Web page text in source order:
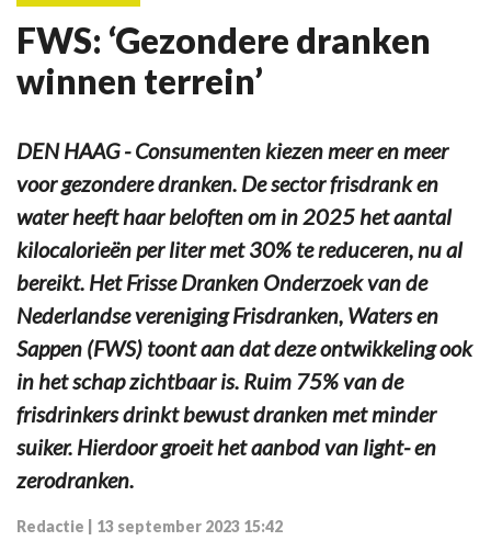
FWS: ‘Gezondere dranken
winnen terrein’
DEN HAAG - Consumenten kiezen meer en meer
voor gezondere dranken. De sector frisdrank en
water heeft haar beloften om in 2025 het aantal
kilocalorieën per liter met 30% te reduceren, nu al
bereikt. Het Frisse Dranken Onderzoek van de
Nederlandse vereniging Frisdranken, Waters en
Sappen (FWS) toont aan dat deze ontwikkeling ook
in het schap zichtbaar is. Ruim 75% van de
frisdrinkers drinkt bewust dranken met minder
suiker. Hierdoor groeit het aanbod van light- en
zerodranken.
Redactie 13 september 2023 15:42